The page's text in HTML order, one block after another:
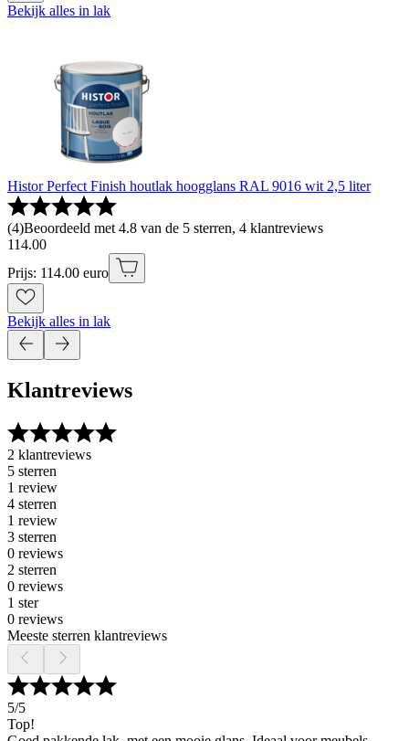
Bekijk alles in lak
Histor Perfect Finish houtlak hoogglans RAL 9016 wit 2,5 liter
(4)Beoordeeld met 4.8 van de 5 sterren, 4 klantreviews
114.00
Prijs: 114.00 euro
Bekijk alles in lak
Klantreviews
2 klantreviews
5 sterren
1 review
4 sterren
1 review
3 sterren
0 reviews
2 sterren
0 reviews
1 ster
0 reviews
Meeste sterren klantreviews
5/5
Top!